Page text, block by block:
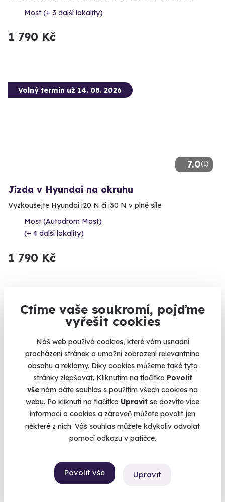
Ctíme vaše soukromí, pojďme
vyřešit cookies
Náš web používá cookies, které vám usnadní
procházení stránek a umožní zobrazení relevantního
obsahu a reklamy. Díky cookies můžeme také tyto
stránky zlepšovat. Kliknutím na tlačítko Povolit
vše nám dáte souhlas s použitím všech cookies na
webu. Po kliknutí na tlačítko Upravit se dozvíte více
informací o cookies a zároveň můžete povolit jen
některé z nich. Váš souhlas můžete kdykoliv odvolat
pomocí odkazu v patičce.
Povolit vše Upravit
Most (+ 3 další lokality)
1 790 Kč
7.0(1)
Volný termín už 14. 08. 2026
Jízda v Hyundai na okruhu
Vyzkoušejte Hyundai i20 N či i30 N v plné síle
Most (Autodrom Most)
(+ 4 další lokality)
1 790 Kč
Volný termín už 14. 08. 2026
Jízda v BMW na okruhu
Vyberte jeden z modelů M4 CSL, M2 G87 a M2 F87
Most (Autodrom Most)
1 690 Kč